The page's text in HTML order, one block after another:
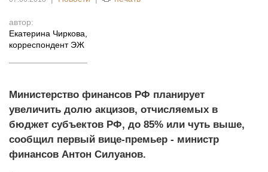
автор:
Екатерина Чиркова
корреспондент ЭЖ
Министерство финансов РФ планирует
увеличить долю акцизов, отчисляемых в
бюджет субъектов РФ, до 85% или чуть выше,
сообщил первый вице-премьер - министр
финансов Антон Силуанов.